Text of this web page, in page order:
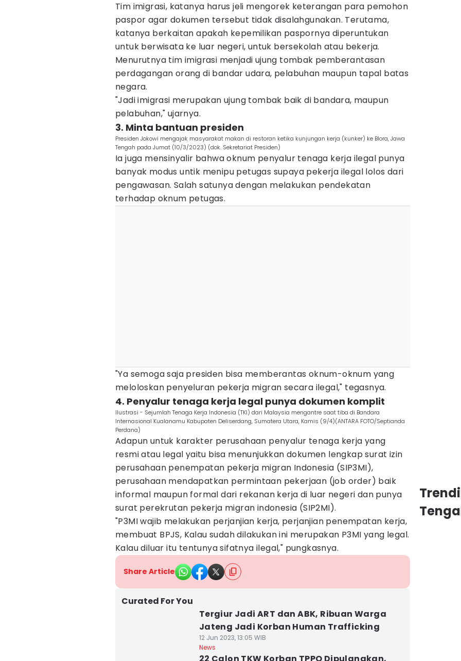
Tim imigrasi, katanya harus jeli mengorek keterangan para pemohon
paspor agar dokumen tersebut tidak disalahgunakan. Terutama,
katanya berkaitan apakah kepemilikan paspornya diperuntukan
untuk berwisata ke luar negeri, untuk bersekolah atau bekerja.
Menurutnya tim imigrasi menjadi ujung tombak pemberantasan
perdagangan orang di bandar udara, pelabuhan maupun tapal batas
negara.
"Jadi imigrasi merupakan ujung tombak baik di bandara, maupun
pelabuhan," ujarnya.
3. Minta bantuan presiden
Presiden Jokowi mengajak masyarakat makan di restoran ketika kunjungan kerja (kunker) ke Blora, Jawa
Tengah pada Jumat (10/3/2023) (dok. Sekretariat Presiden)
Ia juga mensinyalir bahwa oknum penyalur tenaga kerja ilegal punya
banyak modus untik menipu petugas supaya pekerja ilegal lolos dari
pengawasan. Salah satunya dengan melakukan pendekatan
terhadap oknum petugas.
"Ya semoga saja presiden bisa memberantas oknum-oknum yang
meloloskan penyeluran pekerja migran secara ilegal," tegasnya.
4. Penyalur tenaga kerja legal punya dokumen komplit
Ilustrasi - Sejumlah Tenaga Kerja Indonesia (TKI) dari Malaysia mengantre saat tiba di Bandara
Internasional Kualanamu Kabupaten Deliserdang, Sumatera Utara, Kamis (9/4)(ANTARA FOTO/Septianda
Perdana)
Adapun untuk karakter perusahaan penyalur tenaga kerja yang
resmi atau legal yaitu bisa menunjukkan dokumen lengkap surat izin
perusahaan penempatan pekerja migran Indonesia (SIP3MI),
perusahaan mendapatkan permintaan pekerjaan (job order) baik
informal maupun formal dari rekanan kerja di luar negeri dan punya
surat perekrutan pekerja migran indonesia (SIP2MI).
"P3MI wajib melakukan perjanjian kerja, perjanjian penempatan kerja,
membuat BPJS, Kalau sudah dilakukan ini merupakan P3MI yang legal.
Kalau diluar itu tentunya sifatnya ilegal," pungkasnya.
Share Article
Curated For You
Tergiur Jadi ART dan ABK, Ribuan Warga
Jateng Jadi Korban Human Trafficking
12 Jun 2023, 13:05 WIB
News